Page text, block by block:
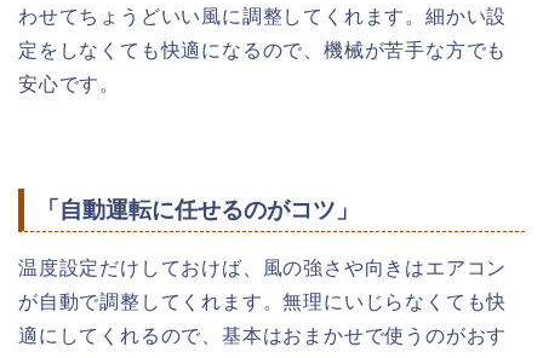
わせてちょうどいい風に調整してくれます。細かい設
定をしなくても快適になるので、機械が苦手な方でも
安心です。
「自動運転に任せるのがコツ」
温度設定だけしておけば、風の強さや向きはエアコン
が自動で調整してくれます。無理にいじらなくても快
適にしてくれるので、基本はおまかせで使うのがおす